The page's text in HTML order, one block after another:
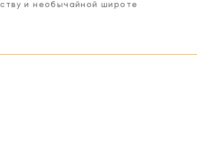
и необычайной широте